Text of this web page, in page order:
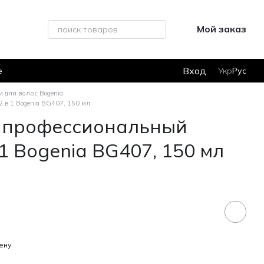
Мой заказ
Вход УкрРус
для волос Bogenia
1 Bogenia BG407, 150 мл
Bogenia BG407, 150 мл